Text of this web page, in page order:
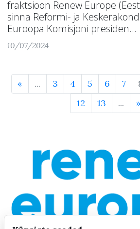
fraktsioon Renew Europe
sinna Reformi- ja
Euroopa Komisjoni presiden...
10/07/2024
« ... 3 4 5 6 7
12
13 ... »